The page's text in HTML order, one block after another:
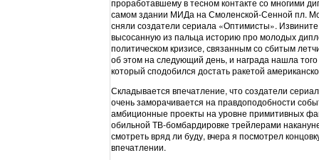
проработавшему в тесном контакте со многими
самом здании МИДа на Смоленской-Сенной пл.
сняли создатели сериала «Оптимисты».
высосанную из пальца историю про молодых
политическом кризисе, связанным со сбитым
об этом на следующий день, и награда нашла того
который сподобился достать ракетой
Складывается впечатление, что создатели
очень заморачивается на правдоподобности
амбиционные проекты на уровне примитивных
обильной ТВ-бомбардировке трейлерами
смотреть вряд ли буду, вчера я посмотрел
впечатлении.